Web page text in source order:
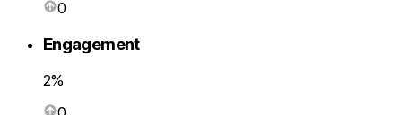
0
Engagement
2%